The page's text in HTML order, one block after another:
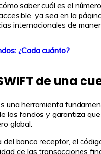
saber cuál es el
ya sea en la
internacionales de
¿Cada cuánto?
de una
una herramienta
los fondos y garantiza
global.
banco receptor, el
de las transacciones